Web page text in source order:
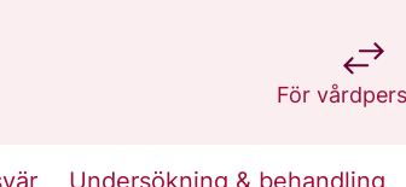
För
på 1177.se
Undersökning & behandling